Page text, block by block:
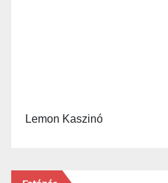
Lemon Kaszinó